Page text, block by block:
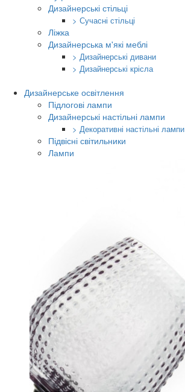
Дизайнерські стільці
> Сучасні стільці
Ліжка
Дизайнерська м'які меблі
> Дизайнерські дивани
> Дизайнерські крісла
Дизайнерське освітлення
Підлогові лампи
Дизайнерські настільні лампи
> Декоративні настільні лампи
Підвісні світильники
Лампи